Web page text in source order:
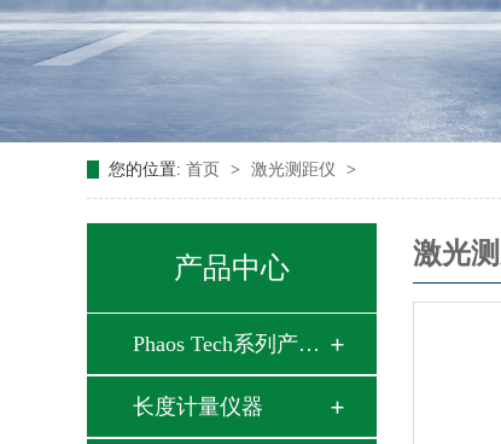
您的位置: 首页 > 激光测距仪 >
产品中心
Phaos Tech系列产品…
长度计量仪器
激光